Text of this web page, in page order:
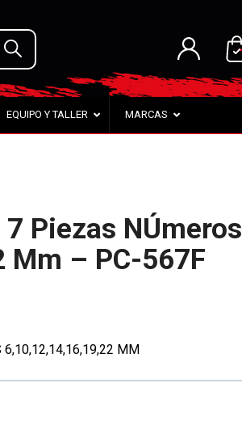
EQUIPO Y TALLER MARCAS
Piezas NÚmeros
Mm – PC-567F
6,10,12,14,16,19,22 MM